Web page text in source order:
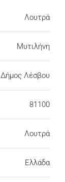
Λουτρά
Μυτιλήνη
Δήμος Λέσβου
81100
Λουτρά
Ελλάδα